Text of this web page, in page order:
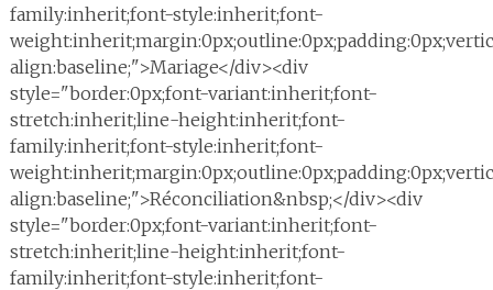
family:inherit;font-style:inherit;font-
align:baseline;">Mariage</div><div
style="border:0px;font-variant:inherit;font-
stretch:inherit;line-height:inherit;font-
family:inherit;font-style:inherit;font-
align:baseline;">Réconciliation&nbsp;</div><div
style="border:0px;font-variant:inherit;font-
stretch:inherit;line-height:inherit;font-
family:inherit;font-style:inherit;font-